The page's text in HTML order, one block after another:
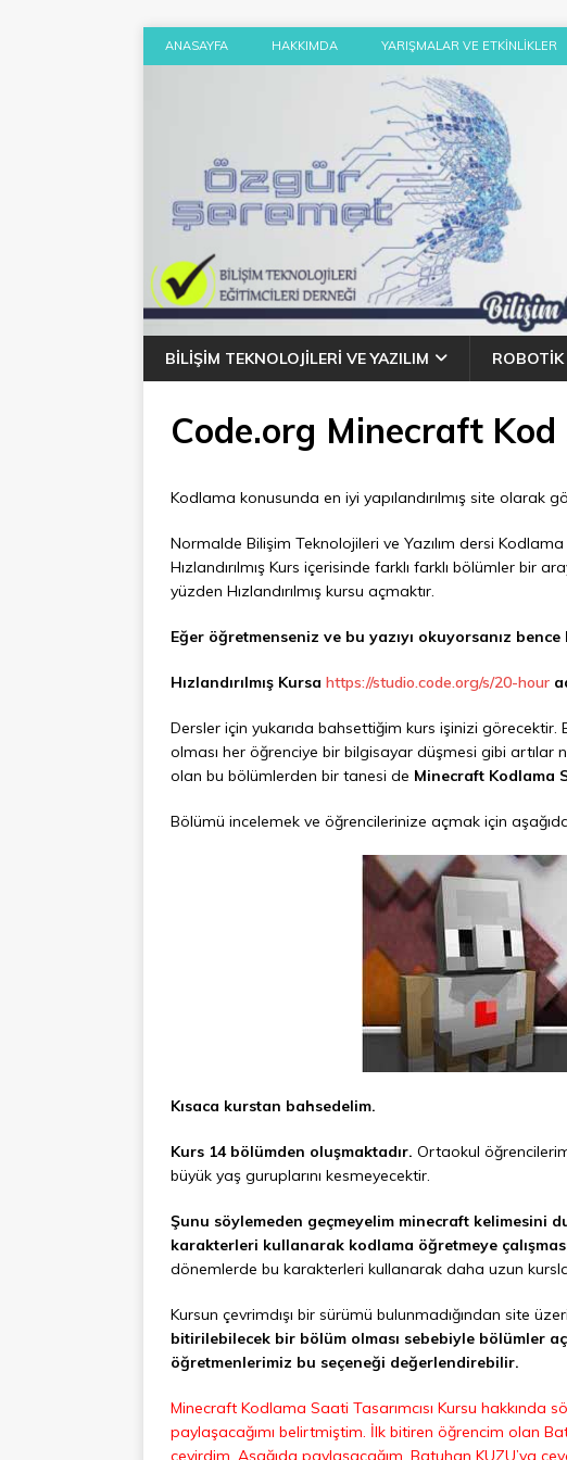
ANASAYFA HAKKIMDA YARIŞMALAR VE ETKINLIKLER
BILIŞIM TEKNOLOJILERI VE YAZILIM
Code.org Minecraft Kod
Kodlama konusunda en iyi yapılandırılmış site olarak
Normalde Bilişim Teknolojileri ve Yazılım dersi
Hızlandırılmış Kurs içerisinde farklı farklı bölümler
yüzden Hızlandırılmış kursu açmaktır.
Eğer öğretmenseniz ve bu yazıyı okuyorsanız
Hızlandırılmış Kursa https://studio.code.org/s/20-hour
Dersler için yukarıda bahsettiğim kurs işinizi
olması her öğrenciye bir bilgisayar düşmesi gibi artılar
olan bu bölümlerden bir tanesi de Minecraft Kodlama
Bölümü incelemek ve öğrencilerinize açmak için
Kısaca kurstan bahsedelim.
Kurs 14 bölümden oluşmaktadır. Ortaokul
büyük yaş guruplarını kesmeyecektir.
Şunu söylemeden geçmeyelim minecraft kelimesini
karakterleri kullanarak kodlama öğretmeye
dönemlerde bu karakterleri kullanarak daha uzun
Kursun çevrimdışı bir sürümü bulunmadığından site
bitirilebilecek bir bölüm olması sebebiyle bölümler
öğretmenlerimiz bu seçeneği değerlendirebilir.
Minecraft Kodlama Saati Tasarımcısı Kursu
paylaşacağımı belirtmiştim. İlk bitiren öğrencim olan
çevirdim. Aşağıda paylaşacağım. Batuhan KUZU’ya